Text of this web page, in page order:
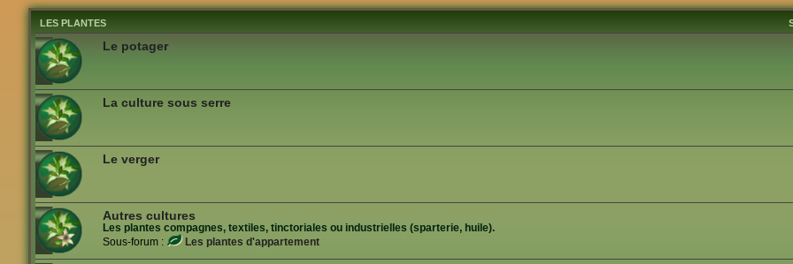
LES PLANTES
Le potager
La culture sous serre
Le verger
Autres cultures
Les plantes compagnes, textiles, tinctoriales ou industrielles (sparterie, huile).
Sous-forum :
Les plantes d'appartement